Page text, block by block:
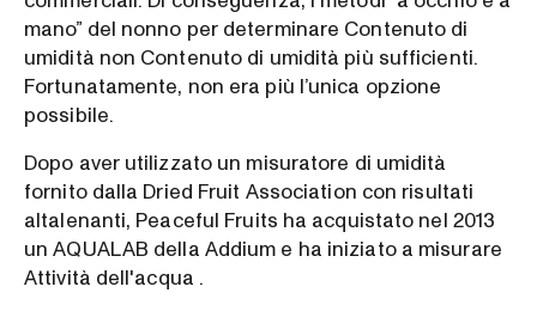
mano” del nonno per determinare Contenuto di
umidità non Contenuto di umidità più sufficienti.
Fortunatamente, non era più l’unica opzione
possibile.
Dopo aver utilizzato un misuratore di umidità
fornito dalla Dried Fruit Association con risultati
altalenanti, Peaceful Fruits ha acquistato nel 2013
un AQUALAB della Addium e ha iniziato a misurare
Attività dell'acqua .